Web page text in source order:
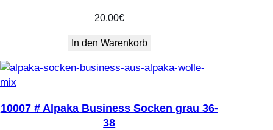
20,00€
In den Warenkorb
10007 # Alpaka Business Socken grau 36-
38